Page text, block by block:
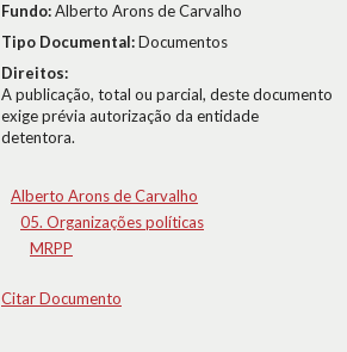
Fundo:Alberto Arons de Carvalho
Tipo Documental:Documentos
Direitos:
A publicação, total ou parcial, deste documento
exige prévia autorização da entidade
detentora.
Alberto Arons de Carvalho
05. Organizações políticas
MRPP
Citar Documento